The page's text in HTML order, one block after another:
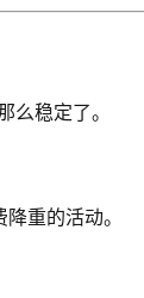
么稳定了。
重的活动。